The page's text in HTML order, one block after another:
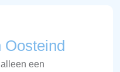
Oosteind
een